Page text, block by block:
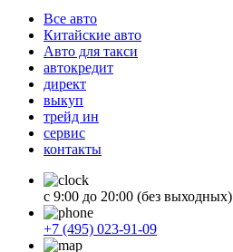
Все авто
Китайские авто
Авто для такси
автокредит
директ
выкуп
трейд ин
сервис
контакты
с 9:00 до 20:00 (без выходных)
+7 (495) 023-91-09